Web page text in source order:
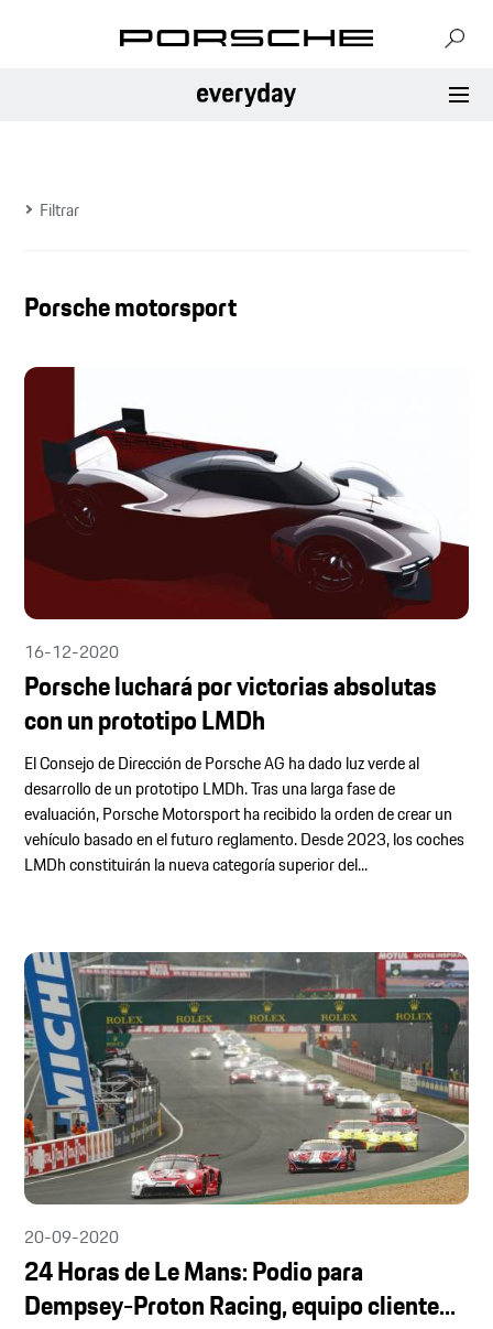
Filtrar
Porsche motorsport
16-12-2020
Porsche luchará por victorias absolutas
con un prototipo LMDh
El Consejo de Dirección de Porsche AG ha dado luz verde al
desarrollo de un prototipo LMDh. Tras una larga fase de
evaluación, Porsche Motorsport ha recibido la orden de crear un
vehículo basado en el futuro reglamento. Desde 2023, los coches
LMDh constituirán la nueva categoría superior del...
20-09-2020
24 Horas de Le Mans: Podio para
Dempsey-Proton Racing, equipo cliente...